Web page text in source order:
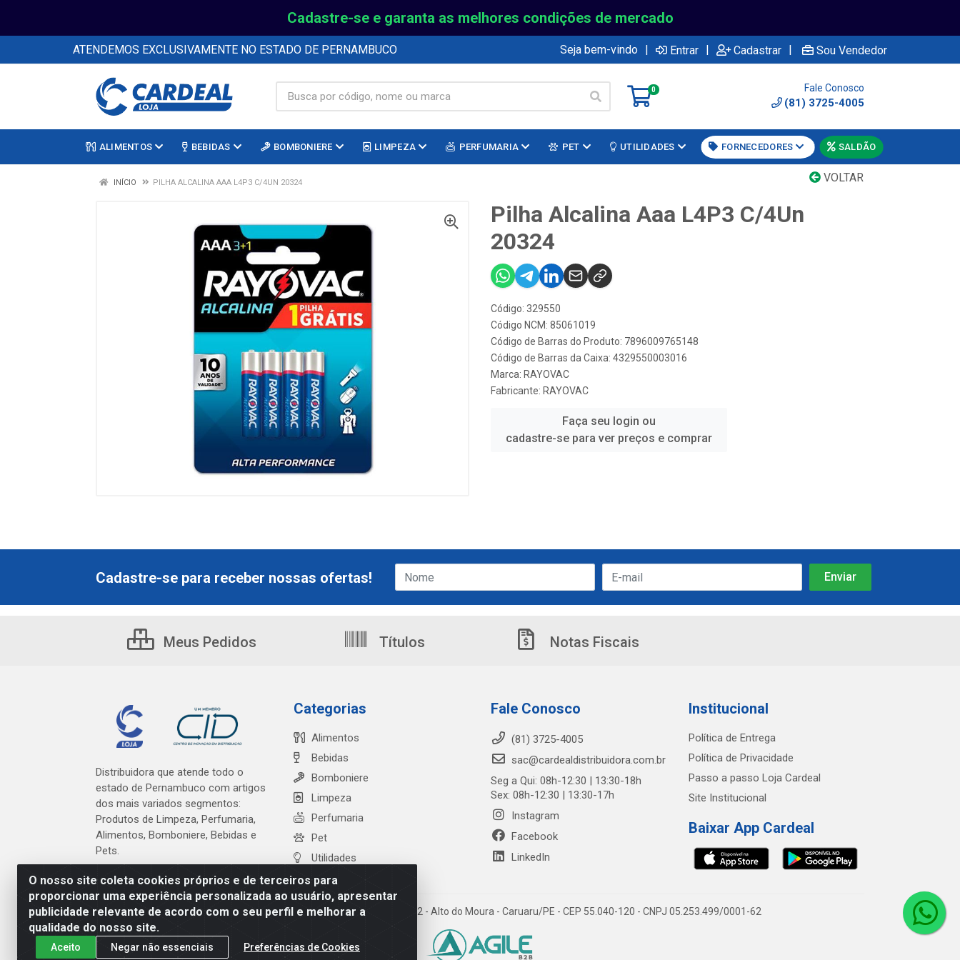
Cadastre-se e garanta as melhores condições de mercado
ATENDEMOS EXCLUSIVAMENTE NO ESTADO DE PERNAMBUCO Seja bem-vindo | Entrar | Cadastrar | Sou Vendedor
0 Fale Conosco
(81) 3725-4005
ALIMENTOS BEBIDAS BOMBONIERE LIMPEZA PERFUMARIA PET UTILIDADES FORNECEDORES SALDÃO
VOLTAR
INÍCIO PILHA ALCALINA AAA L4P3 C/4UN 20324
Pilha Alcalina Aaa L4P3 C/4Un
20324
Código: 329550
Código NCM: 85061019
Código de Barras do Produto: 7896009765148
Código de Barras da Caixa: 4329550003016
Marca: RAYOVAC
Fabricante: RAYOVAC
Faça seu login ou
cadastre-se para ver preços e comprar
O nosso site coleta cookies próprios e de terceiros para
proporcionar uma experiência personalizada ao usuário, apresentar
publicidade relevante de acordo com o seu perfil e melhorar a
qualidade do nosso site.
Aceito Negar não essenciais Preferências de Cookies
Cadastre-se para receber nossas ofertas!
Meus Pedidos Títulos Notas Fiscais
Distribuidora que atende todo o
estado de Pernambuco com artigos
dos mais variados segmentos:
Produtos de Limpeza, Perfumaria,
Alimentos, Bomboniere, Bebidas e
Pets.
Categorias
Alimentos
Bebidas
Bomboniere
Limpeza
Perfumaria
Pet
Utilidades
Fale Conosco
(81) 3725-4005
sac@cardealdistribuidora.com.br
Seg a Qui: 08h-12:30 | 13:30-18h
Sex: 08h-12:30 | 13:30-17h
Instagram
Facebook
LinkedIn
Institucional
Política de Entrega
Política de Privacidade
Passo a passo Loja Cardeal
Site Institucional
Baixar App Cardeal
Cardeal Distribuidora - Estrada Alto do Moura, 582 - Alto do Moura - Caruaru/PE - CEP 55.040-120 - CNPJ 05.253.499/0001-62